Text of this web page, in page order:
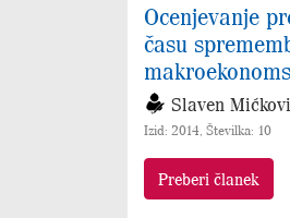
Ocenjevanje
času
Slaven
Izid: 2014, Številka: 10
Preberi članek